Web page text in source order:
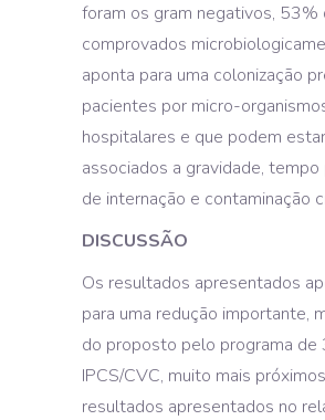
foram os gram negativos, 53%
comprovados
aponta para uma colonização
pacientes por micro-
hospitalares e que podem estar
associados a gravidade,
de internação e contaminação
DISCUSSÃO
Os resultados apresentados
para uma redução importante,
do proposto pelo programa de
IPCS/CVC, muito mais
resultados apresentados no